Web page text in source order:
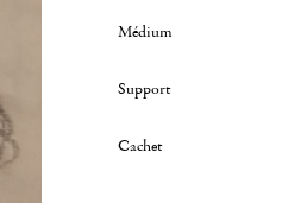
Médium
Support
Cachet